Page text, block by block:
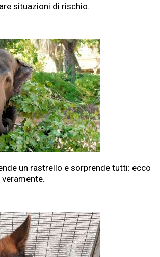
situazioni di rischio.
un rastrello e sorprende tutti: ecco